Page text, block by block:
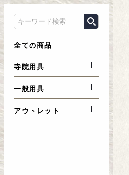
全ての商品
寺院用具
一般用具
アウトレット